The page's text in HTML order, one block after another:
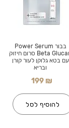
בבור Power Serum
Beta Glucan סרום חיזוק
עם בטא גלוקן לעור קורן
ובריא
199 ₪
להוסיף לסל